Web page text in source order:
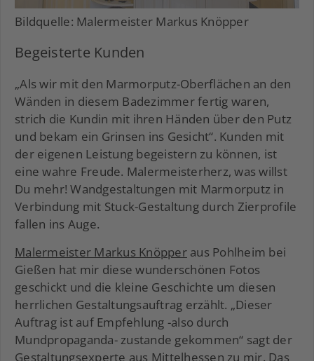
Bildquelle: Malermeister Markus Knöpper
Begeisterte Kunden
„Als wir mit den Marmorputz-Oberflächen an den
Wänden in diesem Badezimmer fertig waren,
strich die Kundin mit ihren Händen über den Putz
und bekam ein Grinsen ins Gesicht“. Kunden mit
der eigenen Leistung begeistern zu können, ist
eine wahre Freude. Malermeisterherz, was willst
Du mehr! Wandgestaltungen mit Marmorputz in
Verbindung mit Stuck-Gestaltung durch Zierprofile
fallen ins Auge.
Malermeister Markus Knöpperaus Pohlheim bei
Gießen hat mir diese wunderschönen Fotos
geschickt und die kleine Geschichte um diesen
herrlichen Gestaltungsauftrag erzählt. „Dieser
Auftrag ist auf Empfehlung -also durch
Mundpropaganda- zustande gekommen“ sagt der
Gestaltungsexperte aus Mittelhessen zu mir. Das